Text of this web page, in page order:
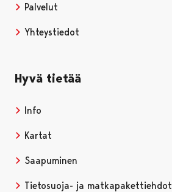
Palvelut
Yhteystiedot
Hyvä tietää
Info
Kartat
Saapuminen
Tietosuoja- ja matkapakettiehdot